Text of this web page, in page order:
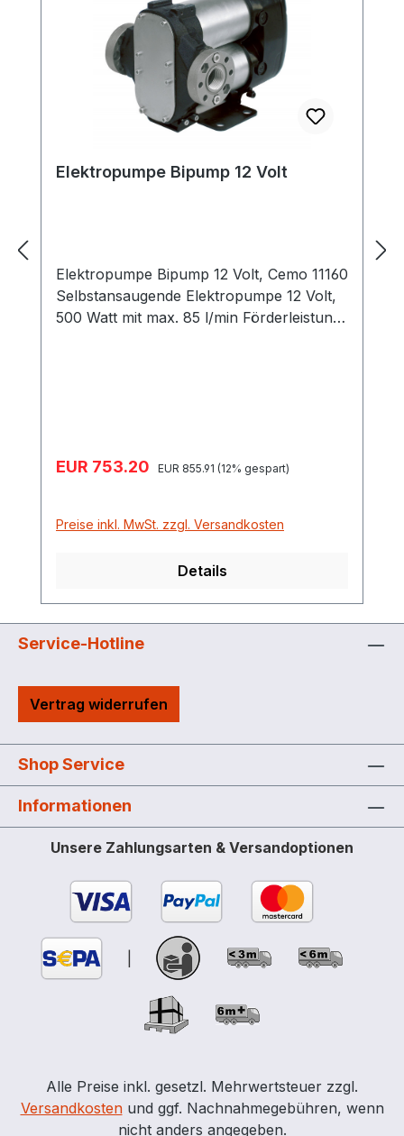
Elektropumpe Bipump 12 Volt
Elektropumpe Bipump 12 Volt, Cemo 11160
Selbstansaugende Elektropumpe 12 Volt,
500 Watt mit max. 85 l/min Förderleistung
Verkaufspreis:
EUR 753.20 Regulärer Preis:
EUR 855.91 (12% gespart)
Preise inkl. MwSt. zzgl. Versandkosten
Details
Service-Hotline
Vertrag widerrufen
Shop Service
Informationen
Unsere Zahlungsarten & Versandoptionen
Alle Preise inkl. gesetzl. Mehrwertsteuer zzgl.
Versandkostenund ggf. Nachnahmegebühren, wenn
nicht anders angegeben.